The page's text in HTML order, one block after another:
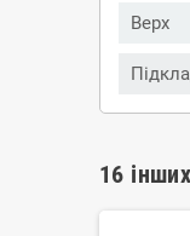
Верх
16